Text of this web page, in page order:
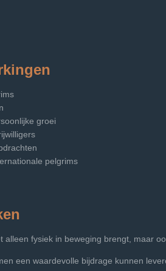
groei
pelgrims
fysiek in beweging brengt, maar
een waardevolle bijdrage kunnen